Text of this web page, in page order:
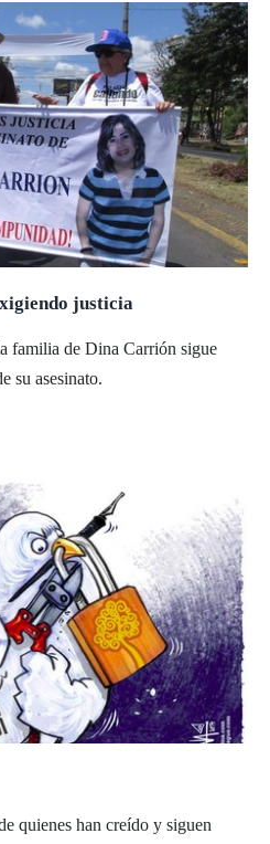
justicia
familia de Dina Carrión sigue
su asesinato.
quienes han creído y siguen